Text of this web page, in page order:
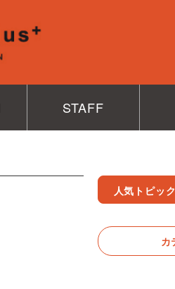
STAFF
人気トピッ
カ